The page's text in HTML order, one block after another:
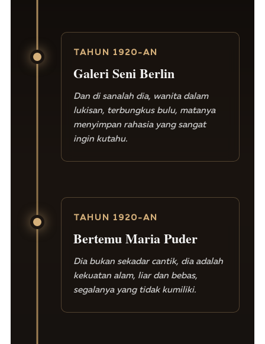
TAHUN 1920-AN
Galeri Seni Berlin
Dan di sanalah dia, wanita dalam
lukisan, terbungkus bulu, matanya
menyimpan rahasia yang sangat
ingin kutahu.
TAHUN 1920-AN
Bertemu Maria Puder
Dia bukan sekadar cantik, dia adalah
kekuatan alam, liar dan bebas,
segalanya yang tidak kumiliki.